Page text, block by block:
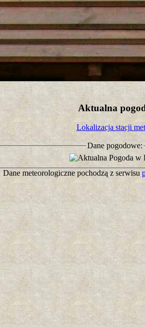
Aktualna
Lokalizacja stacji
Dane pogodowe:
Dane meteorologiczne pochodzą z serwisu